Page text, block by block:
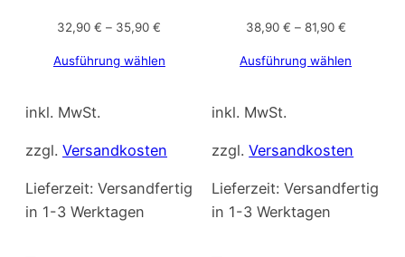
32,90€ – 35,90€
Ausführung wählen
inkl. MwSt.
zzgl. Versandkosten
Lieferzeit: Versandfertig
in 1-3 Werktagen
38,90 € – 81,90 €
Ausführung wählen
inkl. MwSt.
zzgl.Versandkosten
Lieferzeit:Versandfertig
in 1-3 Werktagen